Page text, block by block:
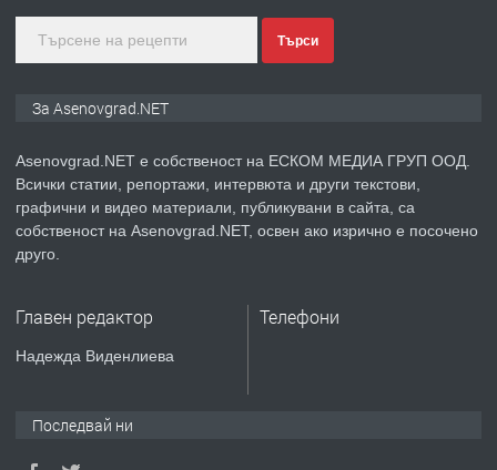
преди 2 години
ПРЕДЛАГА
Давам индивидуалани уроци по
ремонт на покриви
Търси
За Asenovgrad.NET
Asenovgrad.NET е собственост на ЕСКОМ МЕДИА ГРУП ООД.
Всички статии, репортажи, интервюта и други текстови,
графични и видео материали, публикувани в сайта, са
собственост на Asenovgrad.NET, освен ако изрично е посочено
друго.
Главен редактор
Надежда Виденлиева
Телефони
Последвай ни